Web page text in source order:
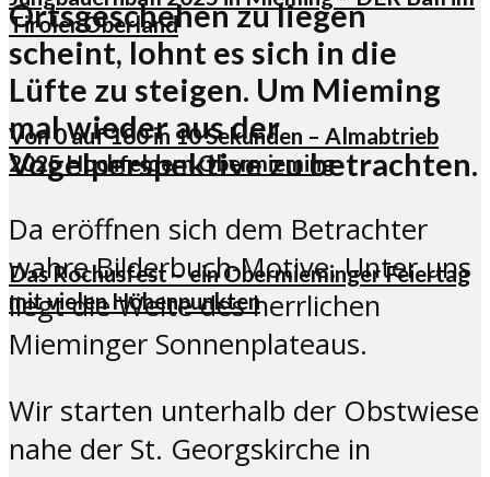
Tiroler Oberland
Von 0 auf 180 in 10 Sekunden – Almabtrieb
2025 Hochfeldern Obermieming
Das Rochusfest – ein Obermieminger Feiertag
mit vielen Höhenpunkten
Ortsgeschehen zu liegen
scheint, lohnt es sich in die
Lüfte zu steigen. Um Mieming
mal wieder aus der
Vogelperspektive zu betrachten.
Da eröffnen sich dem Betrachter
wahre Bilderbuch-Motive. Unter uns
liegt die Weite des herrlichen
Mieminger Sonnenplateaus.
Wir starten unterhalb der Obstwiese
nahe der St. Georgskirche in